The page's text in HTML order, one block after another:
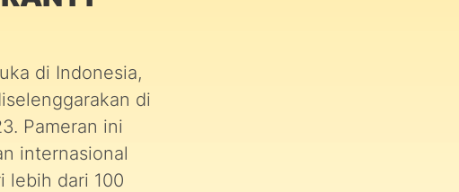
di Indonesia,
di
Pameran ini
internasional
lebih dari 100